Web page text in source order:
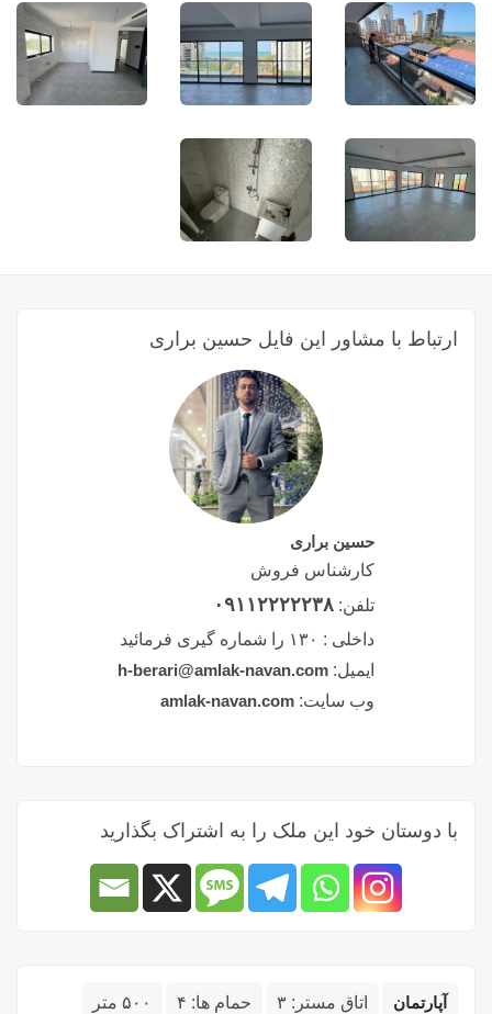
آپارتمان اتاق مستر: ۳ حمام ها: ۴ ۵۰۰ متر
ارتباط با مشاور این فایل حسین براری
حسین براری
کارشناس فروش
تلفن: ۰۹۱۱۲۲۲۲۲۳۸
داخلی : ۱۳۰ را شماره گیری فرمائید
ایمیل: h-berari@amlak-navan.com
وب سایت: amlak-navan.com
با دوستان خود این ملک را به اشتراک بگذارید